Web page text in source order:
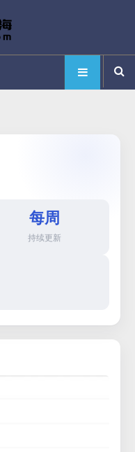
每周
持续更新